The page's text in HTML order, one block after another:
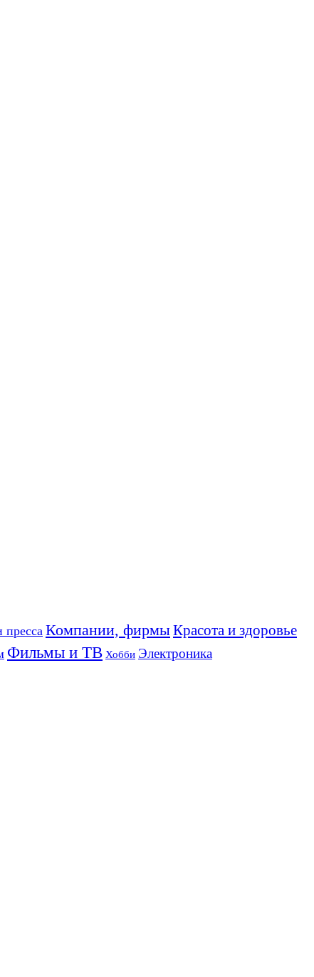
прессаКомпании, фирмыКрасота и здоровье
Фильмы и ТВ Хобби Электроника